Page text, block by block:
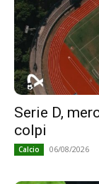
Serie D,
colpi
Calcio 06/08/2026